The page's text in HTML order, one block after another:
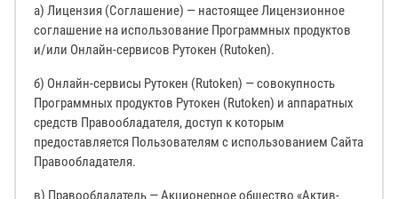
а) Лицензия (Соглашение) — настоящее Лицензионное
соглашение на использование Программных продуктов
и/или Онлайн-сервисов Рутокен (Rutoken).
б) Онлайн-сервисы Рутокен (Rutoken) — совокупность
Программных продуктов Рутокен (Rutoken) и аппаратных
средств Правообладателя, доступ к которым
предоставляется Пользователям с использованием Сайта
Правообладателя.
в) Правообладатель — Акционерное общество «Актив-